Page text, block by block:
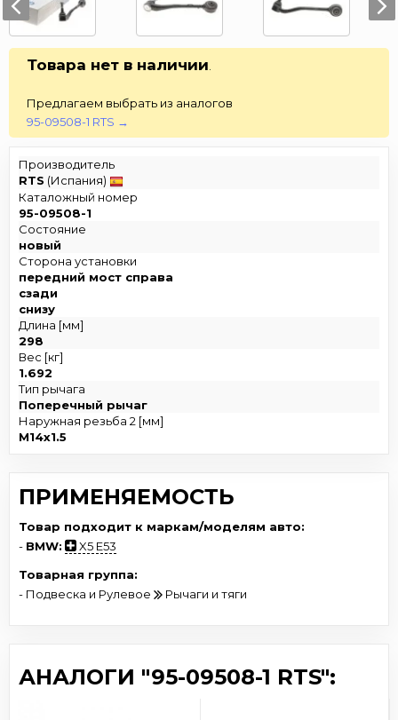
Товара нет в наличии
Предлагаем выбрать из аналогов
95-09508-1 RTS →
Производитель
RTS (Испания)
Каталожный номер
95-09508-1
Состояние
новый
Сторона установки
передний мост справа
сзади
снизу
Длина [мм]
298
Вес [кг]
1.692
Тип рычага
Поперечный рычаг
Наружная резьба 2 [мм]
M14x1.5
ПРИМЕНЯЕМОСТЬ
Товар подходит к маркам/моделям авто:
- BMW:
X5 E53
Товарная группа:
- Подвеска и Рулевое
Рычаги и тяги
АНАЛОГИ "95-09508-1 RTS":